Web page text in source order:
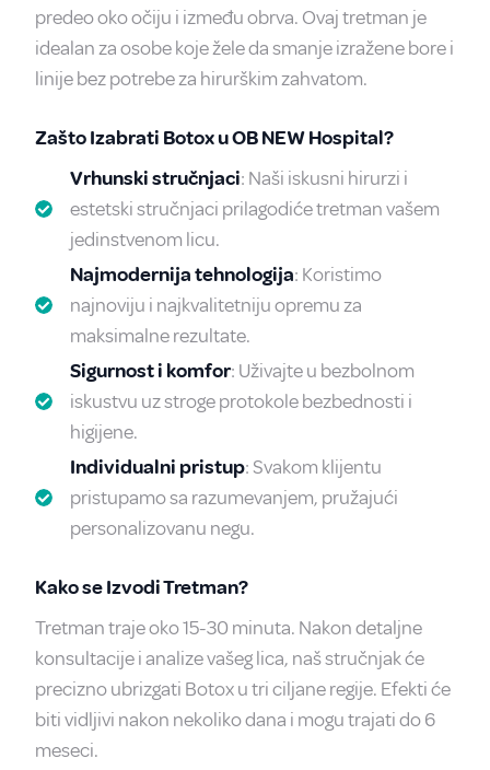
predeo oko očiju i između obrva. Ovaj tretman je
idealan za osobe koje žele da smanje izražene bore i
linije bez potrebe za hirurškim zahvatom.
Zašto Izabrati Botox u OB NEW Hospital?
Vrhunski stručnjaci: Naši iskusni hirurzi i
estetski stručnjaci prilagodiće tretman vašem
jedinstvenom licu.
Najmodernija tehnologija: Koristimo
najnoviju i najkvalitetniju opremu za
maksimalne rezultate.
Sigurnost i komfor: Uživajte u bezbolnom
iskustvu uz stroge protokole bezbednosti i
higijene.
Individualni pristup: Svakom klijentu
pristupamo sa razumevanjem, pružajući
personalizovanu negu.
Kako se Izvodi Tretman?
Tretman traje oko 15-30 minuta. Nakon detaljne
konsultacije i analize vašeg lica, naš stručnjak će
precizno ubrizgati Botox u tri ciljane regije. Efekti će
biti vidljivi nakon nekoliko dana i mogu trajati do 6
meseci.